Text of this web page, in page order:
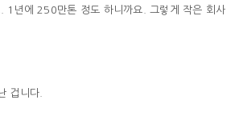
1년에 250만톤 정도 하니까요. 그렇게 작은 회사
겁니다.